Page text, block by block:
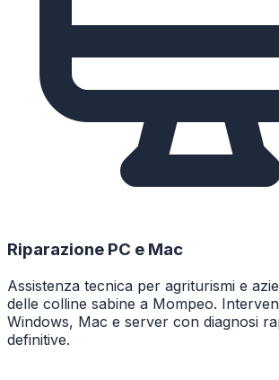
Riparazione PC e Mac
Assistenza tecnica per agriturismi e
delle colline sabine a Mompeo.
Windows, Mac e server con diagnosi
definitive.